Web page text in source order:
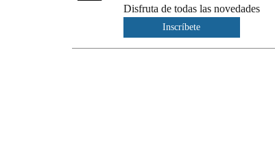
Disfruta de todas las novedades
Inscríbete